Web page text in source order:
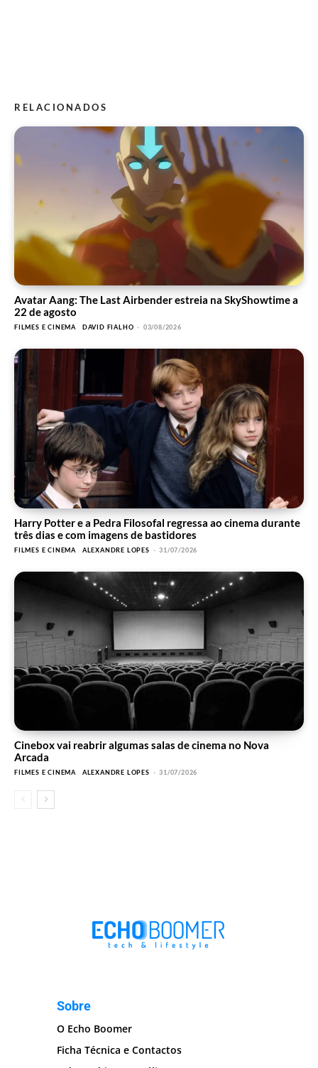
RELACIONADOS
Avatar Aang: The Last Airbender estreia na SkyShowtime a
22 de agosto
FILMES E CINEMA DAVID FIALHO - 03/08/2026
Harry Potter e a Pedra Filosofal regressa ao cinema durante
três dias e com imagens de bastidores
FILMES E CINEMA ALEXANDRE LOPES - 31/07/2026
Cinebox vai reabrir algumas salas de cinema no Nova
Arcada
FILMES E CINEMA ALEXANDRE LOPES - 31/07/2026
Sobre
O Echo Boomer
Ficha Técnica e Contactos